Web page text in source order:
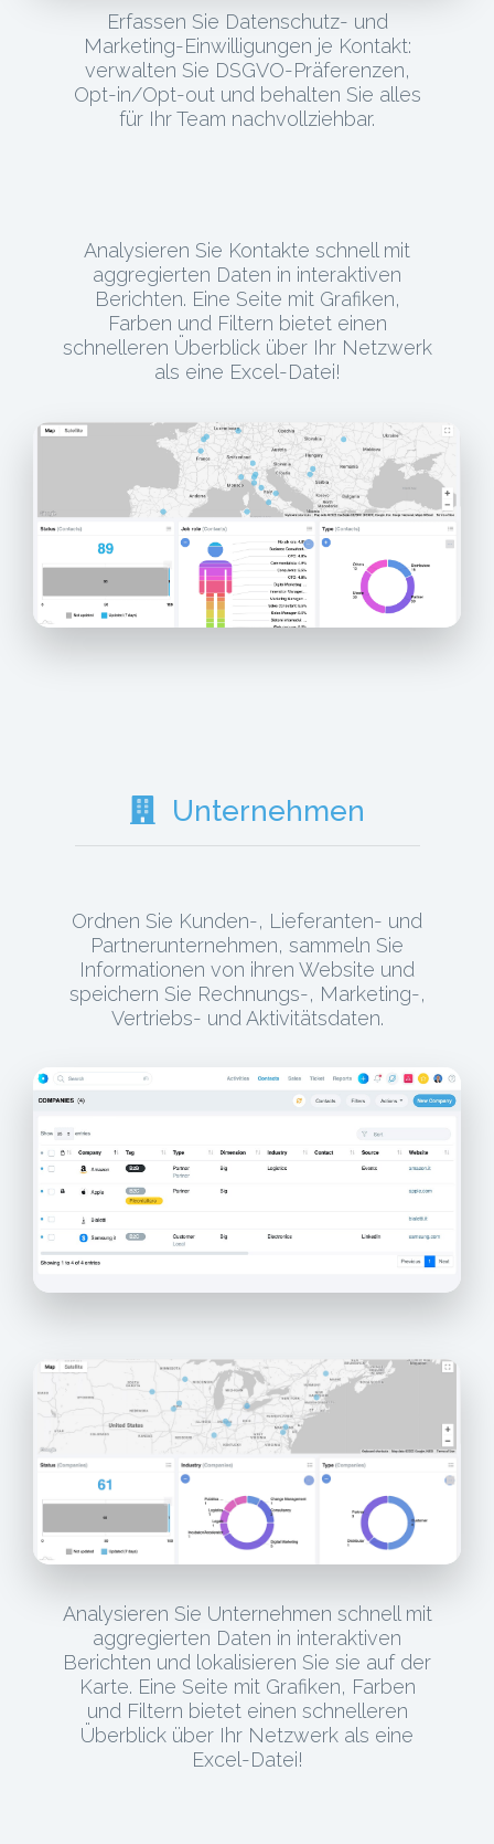
Erfassen Sie Datenschutz- und
Marketing-Einwilligungen je Kontakt:
verwalten Sie DSGVO-Präferenzen,
Opt-in/Opt-out und behalten Sie alles
für Ihr Team nachvollziehbar.
Analysieren Sie Kontakte schnell mit
aggregierten Daten in interaktiven
Berichten. Eine Seite mit Grafiken,
Farben und Filtern bietet einen
schnelleren Überblick über Ihr Netzwerk
als eine Excel-Datei!
Unternehmen
Ordnen Sie Kunden-, Lieferanten- und
Partnerunternehmen, sammeln Sie
Informationen von ihren Website und
speichern Sie Rechnungs-, Marketing-,
Vertriebs- und Aktivitätsdaten.
Analysieren Sie Unternehmen schnell mit
aggregierten Daten in interaktiven
Berichten und lokalisieren Sie sie auf der
Karte. Eine Seite mit Grafiken, Farben
und Filtern bietet einen schnelleren
Überblick über Ihr Netzwerk als eine
Excel-Datei!